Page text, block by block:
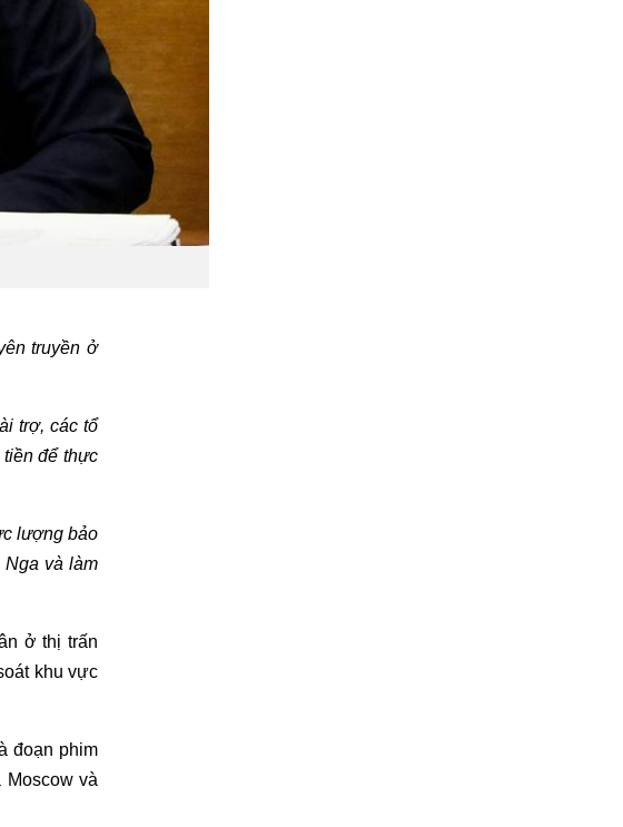
truyền ở
trợ, các tổ
để thực
lượng bảo
Nga và làm
ở thị trấn
khu vực
đoạn phim
và